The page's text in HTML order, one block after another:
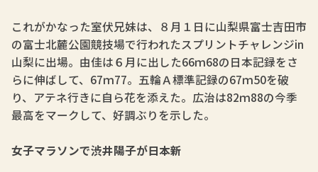
これがかなった室伏兄妹は、８月１日に山梨県富士吉田市
の富士北麓公園競技場で行われたスプリントチャレンジin
山梨に出場。由佳は６月に出した66ｍ68の日本記録をさ
らに伸ばして、67ｍ77。五輪Ａ標準記録の67ｍ50を破
り、アテネ行きに自ら花を添えた。広治は82ｍ88の今季
最高をマークして、好調ぶりを示した。
女子マラソンで渋井陽子が日本新